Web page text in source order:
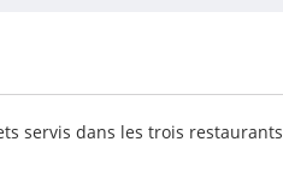
servis dans les trois restaurants